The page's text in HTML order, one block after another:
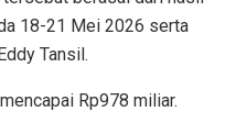
18-21 Mei 2026 serta
Tansil.
Rp978 miliar.